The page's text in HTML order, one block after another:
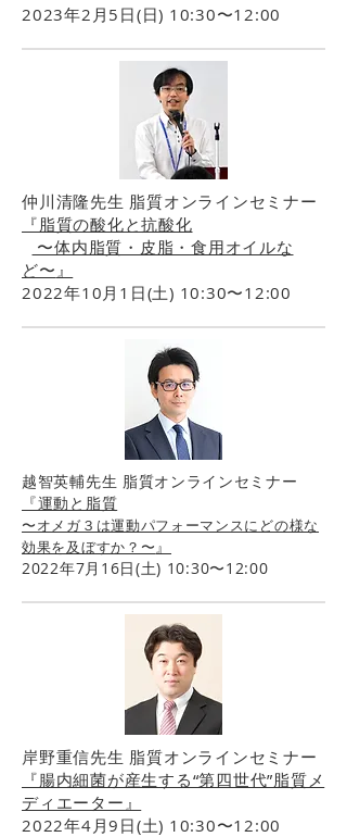
2023年2月5日(日) 10:30〜12:00
仲川清隆先生 脂質オンラインセミナー
『脂質の酸化と抗酸化
〜体内脂質・皮脂・食用オイルな
ど〜 』
2022年10月1日(土) 10:30〜12:00
越智英輔先生 脂質オンラインセミナー
『運動と脂質
〜オメガ３は運動パフォーマンスにどの様な
効果を及ぼすか？〜』
2022年7月16日(土) 10:30〜12:00
岸野重信先生 脂質オンラインセミナー
『腸内細菌が産生する“第四世代”脂質メ
ディエーター』
2022年4月9日(土) 10:30〜12:00